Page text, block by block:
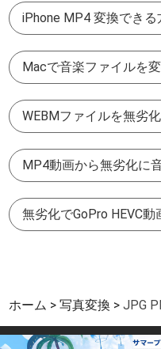
iPhone MP4 変換でき
Macで音楽ファイルを
WEBMファイルを無劣
MP4動画から無劣化に
無劣化でGoPro HEVC
ホーム 写真変換 JPG